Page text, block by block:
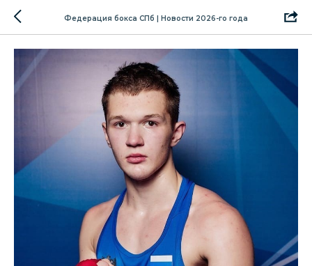
Федерация бокса СПб | Новости 2026-го года